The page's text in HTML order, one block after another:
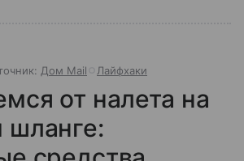
Дом Mail Лайфхаки
от налета на